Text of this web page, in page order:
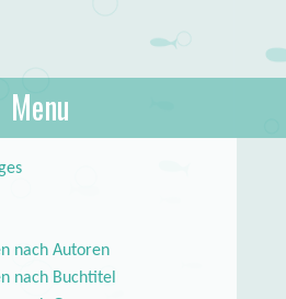
Books
lilstar.de
Menu
nach Autoren
nach Buchtitel